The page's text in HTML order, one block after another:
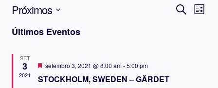
Procurar
eventosLista
Próximos
a
Últimos Eventos
SET
3
2021
Destacado
setembro 3, 2021 @ 8:00 am-5:00 pm
STOCKHOLM, SWEDEN – GÄRDET